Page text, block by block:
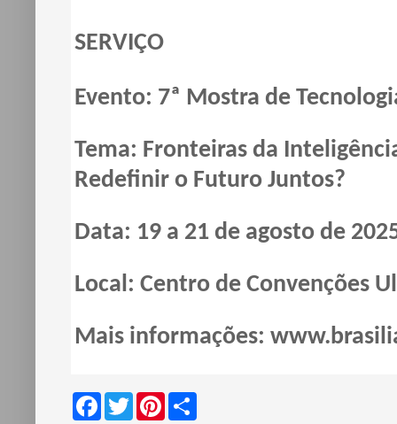
SERVIÇO
Evento: 7ª Mostra de
Tema: Fronteiras da
Redefinir o Futuro Juntos?
Data: 19 a 21 de agosto de
Local: Centro de Convenções
Mais informações:
F
T
w
P